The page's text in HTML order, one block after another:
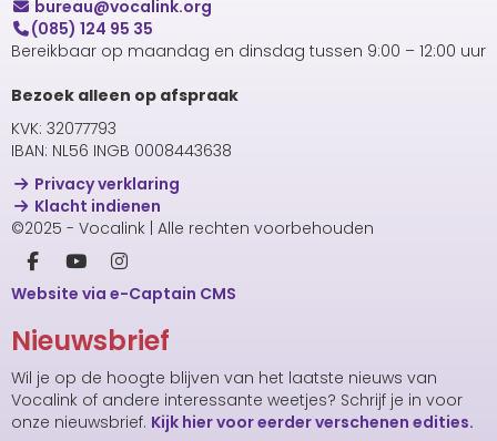
uaerub@vocalink.org
(085) 124 95 35
Bereikbaar op maandag en dinsdag tussen 9:00 – 12:00 uur
Bezoek alleen op afspraak
KVK: 32077793
IBAN: NL56 INGB 0008443638
Privacy verklaring
Klacht indienen
©2025 - Vocalink | Alle rechten voorbehouden
Website via e-Captain CMS
Nieuwsbrief
Wil je op de hoogte blijven van het laatste nieuws van
Vocalink of andere interessante weetjes? Schrijf je in voor
onze nieuwsbrief. Kijk hier voor eerder verschenen edities.